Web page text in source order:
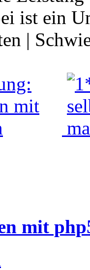
ist ein
|
mit